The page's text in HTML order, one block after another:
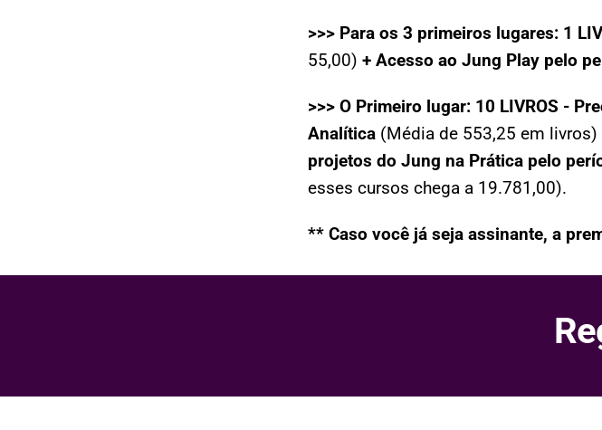
>>> Para os 3 primeiros lugares: 1
55,00) + Acesso ao Jung Play pelo
>>> O Primeiro lugar: 10 LIVROS -
Analítica (Média de 553,25 em livros)
projetos do Jung na Prática pelo
esses cursos chega a 19.781,00).
** Caso você já seja assinante, a